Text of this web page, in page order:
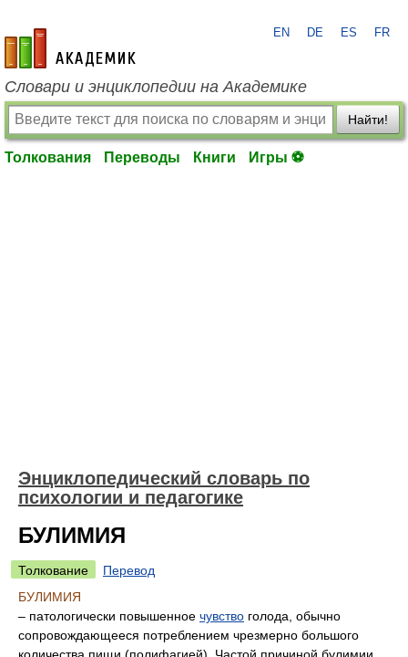
academic.ru
EN DE ES FR
Словари и энциклопедии на Академике
Найти!
Толкования Переводы Книги Игры ⚽
Энциклопедический словарь по
психологии и педагогике
БУЛИМИЯ
Толкование
Перевод
БУЛИМИЯ
– патологически повышенное чувство голода, обычно
сопровождающееся потреблением чрезмерно большого